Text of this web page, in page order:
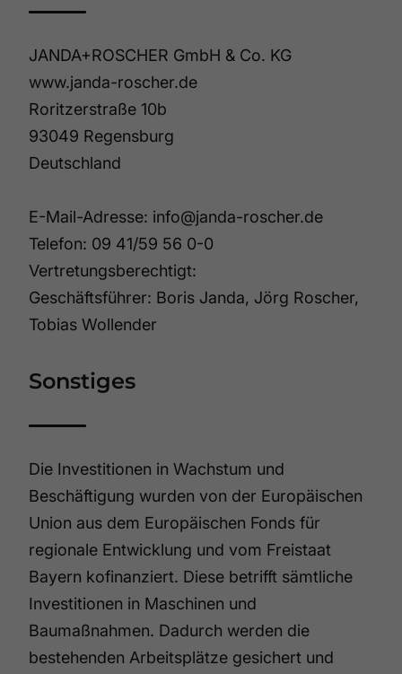
JANDA+ROSCHER GmbH & Co. KG
www.janda-roscher.de
Roritzerstraße 10b
93049 Regensburg
Deutschland
E-Mail-Adresse: info@janda-roscher.de
Telefon: 09 41/59 56 0-0
Vertretungsberechtigt:
Geschäftsführer: Boris Janda, Jörg Roscher,
Tobias Wollender
Sonstiges
Die Investitionen in Wachstum und
Beschäftigung wurden von der Europäischen
Union aus dem Europäischen Fonds für
regionale Entwicklung und vom Freistaat
Bayern kofinanziert. Diese betrifft sämtliche
Investitionen in Maschinen und
Baumaßnahmen. Dadurch werden die
bestehenden Arbeitsplätze gesichert und